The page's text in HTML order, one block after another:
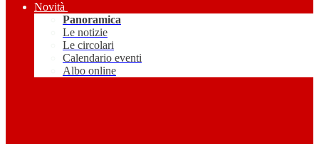
Novità
Panoramica
Le notizie
Le circolari
Calendario eventi
Albo online